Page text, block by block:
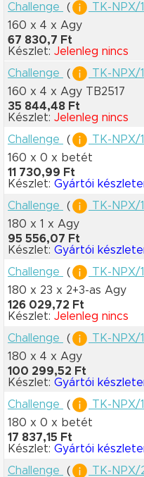
Challenge
( TK-NPX/
160 x 4 x Agy
67 830,7 Ft
Készlet: Jelenleg nincs
Challenge
( TK-NPX/
160 x 4 x Agy TB2517
35 844,48 Ft
Készlet: Jelenleg nincs
Challenge
( TK-NPX/
160 x 0 x betét
11 730,99 Ft
Készlet: Gyártói
Challenge
( TK-NPX/
180 x 1 x Agy
95 556,07 Ft
Készlet: Gyártói
Challenge
( TK-NPX/
180 x 23 x 2+3-as Agy
126 029,72 Ft
Készlet: Jelenleg nincs
Challenge
( TK-NPX/
180 x 4 x Agy
100 299,52 Ft
Készlet: Gyártói
Challenge
( TK-NPX/
180 x 0 x betét
17 837,15 Ft
Készlet: Gyártói
Challenge
( TK-NPX/